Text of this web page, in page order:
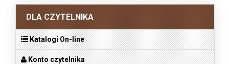
DLA CZYTELNIKA
Katalogi On-line
Konto czytelnika